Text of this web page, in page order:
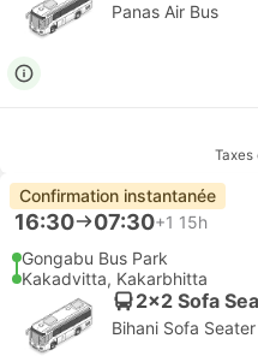
Panas Air Bus
Taxes
Confirmation instantanée
16:30 07:30+1 15h
Gongabu Bus Park
Kakadvitta, Kakarbhitta
2x2 Sofa
Bihani Sofa Seater